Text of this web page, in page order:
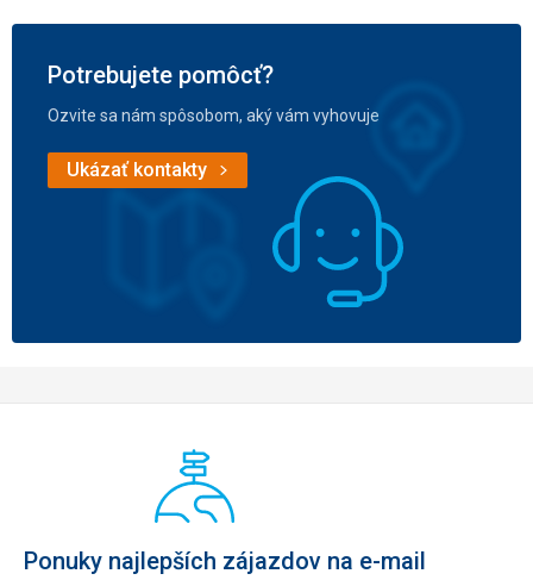
Potrebujete pomôcť?
Ozvite sa nám spôsobom, aký vám vyhovuje
Ukázať kontakty
Ponuky najlepších zájazdov na e-mail